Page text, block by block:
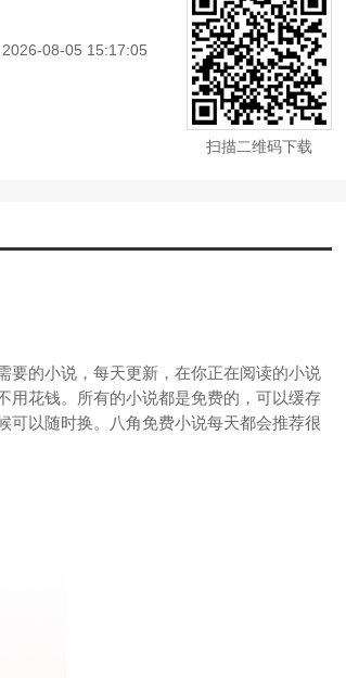
08-05 15:17:05
扫描二维码下载
要的小说，每天更新，在你正在阅读的小说
用花钱。所有的小说都是免费的，可以缓存
可以随时换。八角免费小说每天都会推荐很